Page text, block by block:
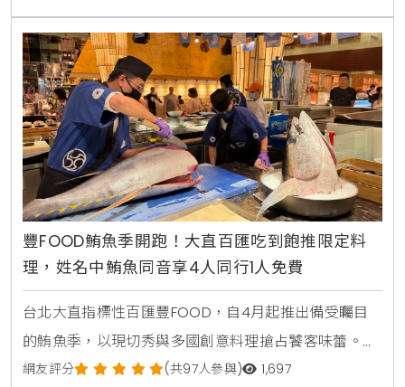
驗，更精準捕捉到台灣消費者對曼谷街頭美食的情感連
結與味覺渴望 。
豐FOOD鮪魚季開跑！大直百匯吃到飽推限定料
理，姓名中鮪魚同音享4人同行1人免費
台北大直指標性百匯豐FOOD，自4月起推出備受矚目
的鮪魚季，以現切秀與多國創意料理搶占饕客味蕾。
KiraKacha去啦！創辦人梁翔渝表示，隨著餐飲市場分
網友評分 (共97人參與) 1,697